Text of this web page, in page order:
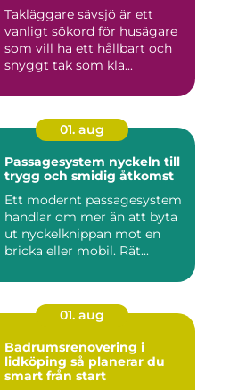
Takläggare sävsjö är ett
vanligt sökord för husägare
som vill ha ett hållbart och
snyggt tak som kla...
01. aug
Passagesystem nyckeln till
trygg och smidig åtkomst
Ett modernt passagesystem
handlar om mer än att byta
ut nyckelknippan mot en
bricka eller mobil. Rät...
01. aug
Badrumsrenovering i
lidköping så planerar du
smart från start